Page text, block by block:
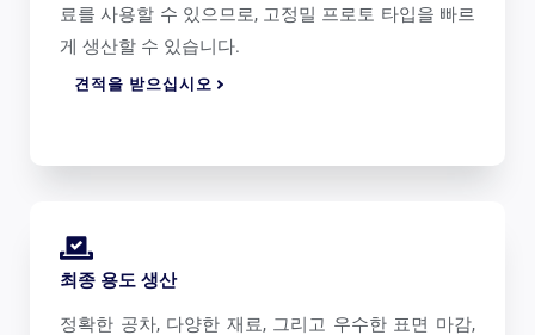
료를 사용할 수 있으므로, 고정밀 프로토 타입을 빠르
게 생산할 수 있습니다.
견적을 받으십시오
최종 용도 생산
정확한 공차, 다양한 재료, 그리고 우수한 표면 마감,